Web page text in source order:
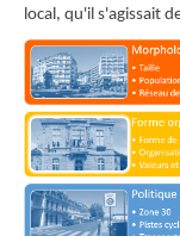
local, qu'il s'agissait